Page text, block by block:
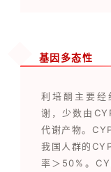
基因多态性
利培酮主要
谢，少数由
代谢产物。
我国人群的
率＞50%。